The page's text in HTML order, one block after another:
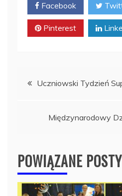
Facebook
Pinterest
Nawigacja
Uczniowski Tydzień
Międzynarodowy
POWIĄZANE POSTY